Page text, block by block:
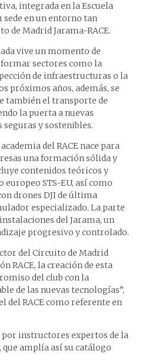
integrada en la Escuela
sede en un entorno tan
de Madrid Jarama-RACE.
vive un momento de
sectores como la
de infraestructuras o la
próximos años, además, se
también el transporte de
la puerta a nuevas
y sostenibles.
del RACE nace para
una formación sólida y
contenidos teóricos y
STS-EU, así como
drones DJI de última
especializado. La parte
del Jarama, un
progresivo y controlado.
del Circuito de Madrid
RACE, la creación de esta
del club con la
de las nuevas tecnologías”,
del RACE como referente en
instructores expertos de la
que amplía así su catálogo